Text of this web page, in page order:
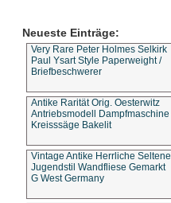
Neueste Einträge:
Very Rare Peter Holmes Selkirk
Paul Ysart Style Paperweight /
Briefbeschwerer
Antike Rarität Orig. Oesterwitz
Antriebsmodell Dampfmaschine
Kreisssäge Bakelit
Vintage Antike Herrliche Seltene
Jugendstil Wandfliese Gemarkt
G West Germany